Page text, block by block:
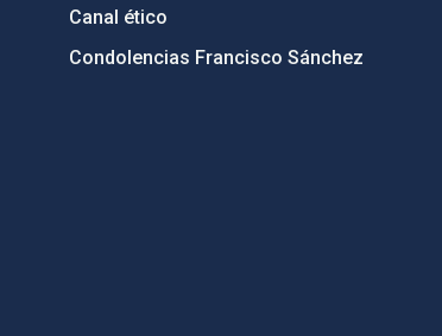
Canal ético
Condolencias Francisco Sánchez